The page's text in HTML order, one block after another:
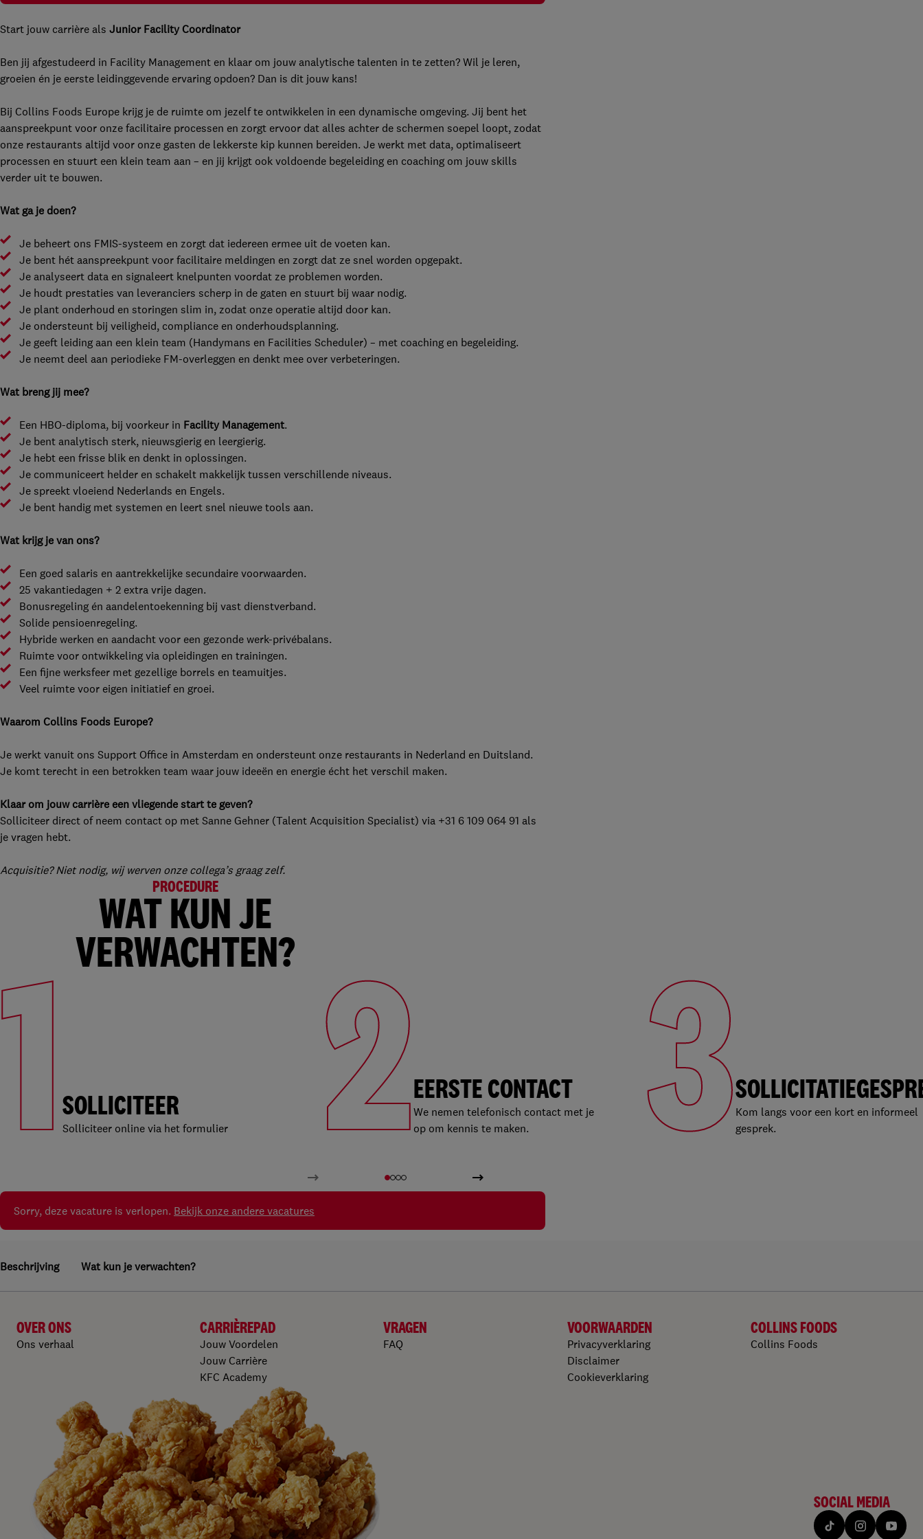
Start jouw carrière als Junior Facility Coordinator
Ben jij afgestudeerd in Facility Management en klaar om jouw analytische talenten in te zetten? Wil je leren,
groeien én je eerste leidinggevende ervaring opdoen? Dan is dit jouw kans!
Bij Collins Foods Europe krijg je de ruimte om jezelf te ontwikkelen in een dynamische omgeving. Jij bent het
aanspreekpunt voor onze facilitaire processen en zorgt ervoor dat alles achter de schermen soepel loopt, zodat
onze restaurants altijd voor onze gasten de lekkerste kip kunnen bereiden. Je werkt met data, optimaliseert
processen en stuurt een klein team aan – en jij krijgt ook voldoende begeleiding en coaching om jouw skills
verder uit te bouwen.
Wat ga je doen?
Je beheert ons FMIS-systeem en zorgt dat iedereen ermee uit de voeten kan.
Je bent hét aanspreekpunt voor facilitaire meldingen en zorgt dat ze snel worden opgepakt.
Je analyseert data en signaleert knelpunten voordat ze problemen worden.
Je houdt prestaties van leveranciers scherp in de gaten en stuurt bij waar nodig.
Je plant onderhoud en storingen slim in, zodat onze operatie altijd door kan.
Je ondersteunt bij veiligheid, compliance en onderhoudsplanning.
Je geeft leiding aan een klein team (Handymans en Facilities Scheduler) – met coaching en begeleiding.
Je neemt deel aan periodieke FM-overleggen en denkt mee over verbeteringen.
Wat breng jij mee?
Een HBO-diploma, bij voorkeur in Facility Management.
Je bent analytisch sterk, nieuwsgierig en leergierig.
Je hebt een frisse blik en denkt in oplossingen.
Je communiceert helder en schakelt makkelijk tussen verschillende niveaus.
Je spreekt vloeiend Nederlands en Engels.
Je bent handig met systemen en leert snel nieuwe tools aan.
Wat krijg je van ons?
Een goed salaris en aantrekkelijke secundaire voorwaarden.
25 vakantiedagen + 2 extra vrije dagen.
Bonusregeling én aandelentoekenning bij vast dienstverband.
Solide pensioenregeling.
Hybride werken en aandacht voor een gezonde werk-privébalans.
Ruimte voor ontwikkeling via opleidingen en trainingen.
Een fijne werksfeer met gezellige borrels en teamuitjes.
Veel ruimte voor eigen initiatief en groei.
Waarom Collins Foods Europe?
Je werkt vanuit ons Support Office in Amsterdam en ondersteunt onze restaurants in Nederland en Duitsland.
Je komt terecht in een betrokken team waar jouw ideeën en energie écht het verschil maken.
Klaar om jouw carrière een vliegende start te geven?
Solliciteer direct of neem contact op met Sanne Gehner (Talent Acquisition Specialist) via +31 6 109 064 91 als
je vragen hebt.
Acquisitie? Niet nodig, wij werven onze collega’s graag zelf.
PROCEDURE
WAT KUN JE
VERWACHTEN?
1 SOLLICITEER
Solliciteer online via het formulier 2EERSTE CONTACT
We nemen telefonisch contact met je
op om kennis te maken.
3 Kom langs voor een kort en informeel
gesprek.
Sorry, deze vacature is verlopen. Bekijk onze andere vacatures
Beschrijving Wat kun je verwachten?
OVER ONS
Ons verhaal
CARRIÈREPAD
Jouw Voordelen
Jouw Carrière
KFC Academy
VRAGEN
FAQ
VOORWAARDEN
Privacyverklaring
Disclaimer
Cookieverklaring
COLLINS FOODS
Collins Foods
SOCIAL MEDIA